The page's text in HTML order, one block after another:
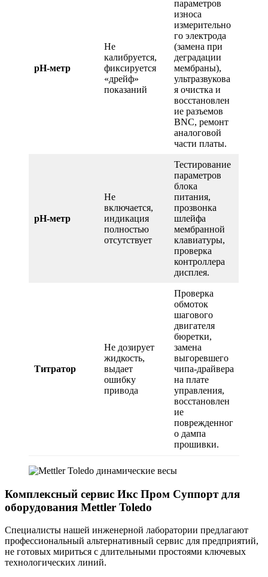
pH-метр
Не
калибруется,
фиксируется
«дрейф»
показаний
параметров
износа
измерительно
го электрода
(замена при
деградации
мембраны),
ультразвукова
я очистка и
восстановлен
ие разъемов
BNC, ремонт
аналоговой
части платы.
pH-метр
Не
включается,
индикация
полностью
отсутствует
Тестирование
параметров
блока
питания,
прозвонка
шлейфа
мембранной
клавиатуры,
проверка
контроллера
дисплея.
Титратор
Не дозирует
жидкость,
выдает
ошибку
привода
Проверка
обмоток
шагового
двигателя
бюретки,
замена
выгоревшего
чипа-драйвера
на плате
управления,
восстановлен
ие
поврежденног
о дампа
прошивки.
Комплексный сервис Икс Пром Суппорт для
оборудования Mettler Toledo
Специалисты нашей инженерной лаборатории предлагают
профессиональный альтернативный сервис для предприятий,
не готовых мириться с длительными простоями ключевых
технологических линий.